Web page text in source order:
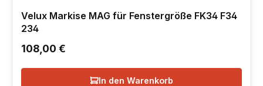
Velux Markise MAG für Fenstergröße FK34 F34
234
Regulärer Preis:
108,00 €
In den Warenkorb